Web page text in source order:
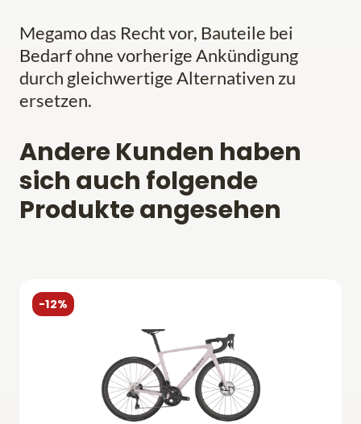
Megamo das Recht vor, Bauteile bei
Bedarf ohne vorherige Ankündigung
durch gleichwertige Alternativen zu
ersetzen.
Andere Kunden haben
sich auch folgende
Produkte angesehen
-12%